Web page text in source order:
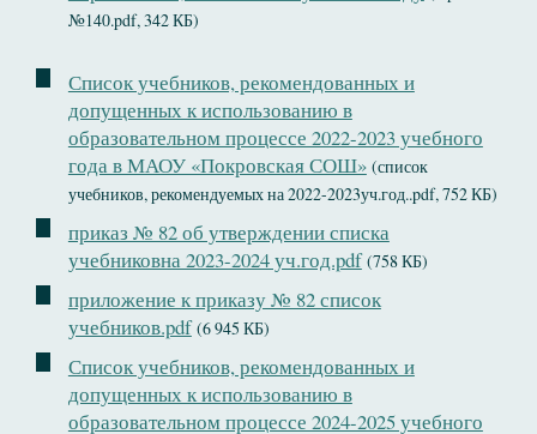
№140.pdf, 342 КБ)
Список учебников, рекомендованных и
допущенных к использованию в
образовательном процессе 2022-2023 учебного
года в МАОУ «Покровская СОШ» (список
учебников, рекомендуемых на 2022-2023уч.год..pdf, 752 КБ)
приказ № 82 об утверждении списка
учебниковна 2023-2024 уч.год.pdf (758 КБ)
приложение к приказу № 82 список
учебников.pdf (6 945 КБ)
Список учебников, рекомендованных и
допущенных к использованию в
образовательном процессе 2024-2025 учебного